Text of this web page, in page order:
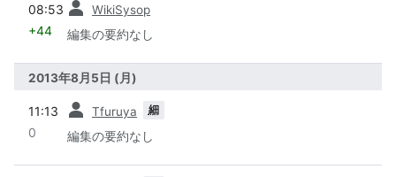
08:53 WikiSysop
+44 編集の要約なし
2013年8月5日 (月)
11:13 Tfuruya 細
0 編集の要約なし